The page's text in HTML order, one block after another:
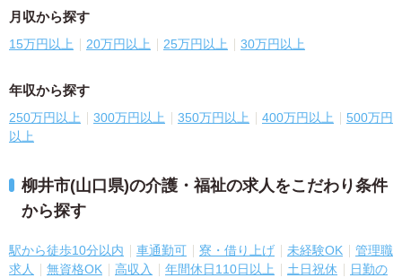
月収から探す
15万円以上 20万円以上 25万円以上 30万円以上
年収から探す
250万円以上 300万円以上 350万円以上 400万円以上
500万円
以上
柳井市(山口県)の介護・福祉の求人をこだわり条件
から探す
駅から徒歩10分以内 車通勤可 寮・借り上げ 未経験OK
管理職
求人
無資格OK 高収入 年間休日110日以上 土日祝休
日勤の